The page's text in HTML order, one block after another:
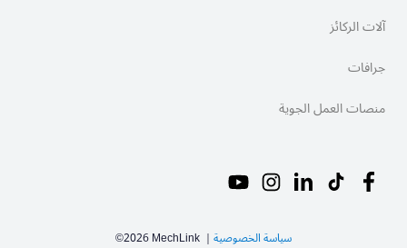
آلات الركائز
جرافات
منصات العمل الجوية
©2026MechLink ｜ سياسة الخصوصية